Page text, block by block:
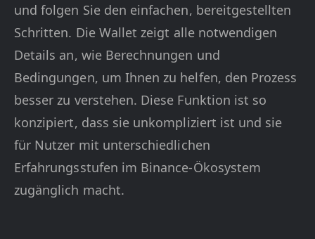
und folgen Sie den einfachen, bereitgestellten
Schritten. Die Wallet zeigt alle notwendigen
Details an, wie Berechnungen und
Bedingungen, um Ihnen zu helfen, den Prozess
besser zu verstehen. Diese Funktion ist so
konzipiert, dass sie unkompliziert ist und sie
für Nutzer mit unterschiedlichen
Erfahrungsstufen im Binance-Ökosystem
zugänglich macht.